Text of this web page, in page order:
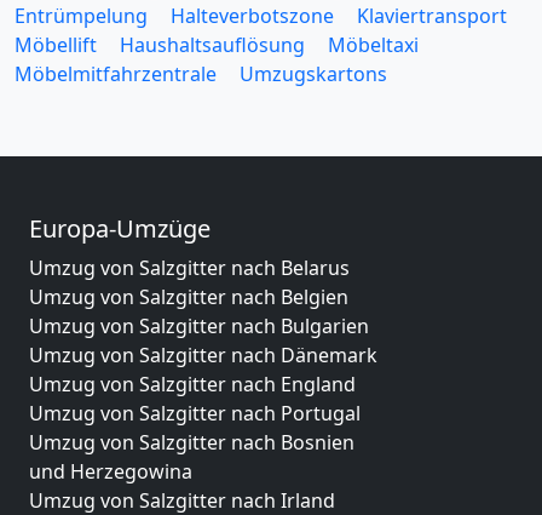
Entrümpelung
Halteverbotszone
Klaviertransport
Möbellift
Haushaltsauflösung
Möbeltaxi
Möbelmitfahrzentrale
Umzugskartons
Europa-Umzüge
Umzug von Salzgitter nach Belarus
Umzug von Salzgitter nach Belgien
Umzug von Salzgitter nach Bulgarien
Umzug von Salzgitter nach Dänemark
Umzug von Salzgitter nach England
Umzug von Salzgitter nach Portugal
Umzug von Salzgitter nach Bosnien
und Herzegowina
Umzug von Salzgitter nach Irland